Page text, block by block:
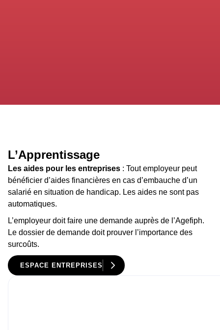
L’Apprentissage
Les aides pour les entreprises : Tout employeur peut
bénéficier d’aides financières en cas d’embauche d’un
salarié en situation de handicap. Les aides ne sont pas
automatiques.
L’employeur doit faire une demande auprès de l’Agefiph.
Le dossier de demande doit prouver l’importance des
surcoûts.
ESPACE ENTREPRISES